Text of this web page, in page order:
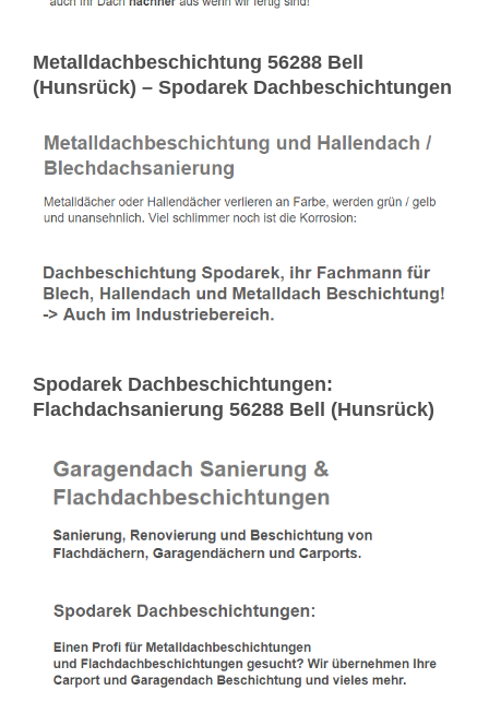
Metalldachbeschichtung 56288 Bell
(Hunsrück) – Spodarek Dachbeschichtungen
Spodarek Dachbeschichtungen:
Flachdachsanierung 56288 Bell (Hunsrück)